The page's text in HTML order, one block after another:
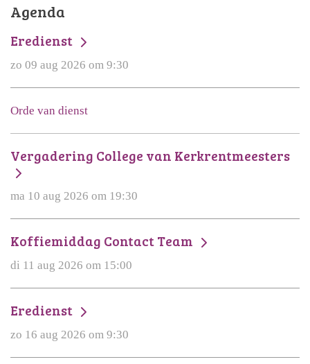
Agenda
Eredienst
zo 09 aug 2026 om 9:30
Orde van dienst
Vergadering College van Kerkrentmeesters
ma 10 aug 2026 om 19:30
Koffiemiddag Contact Team
di 11 aug 2026 om 15:00
Eredienst
zo 16 aug 2026 om 9:30